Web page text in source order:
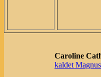
Caroline
kaldet